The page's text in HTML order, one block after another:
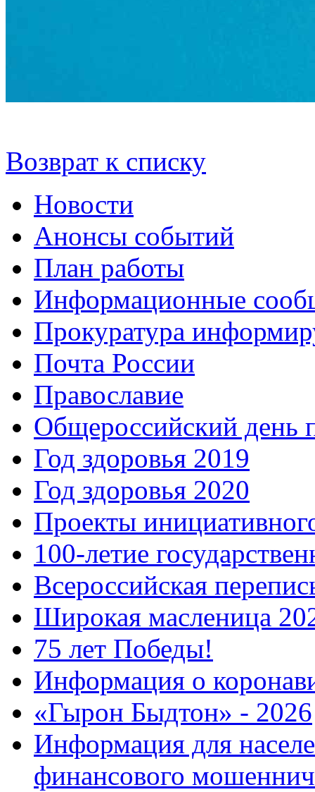
Возврат к списку
Новости
Анонсы событий
План работы
Информационные
Прокуратура
Почта России
Православие
Общероссийский день
Год здоровья 2019
Год здоровья 2020
Проекты
100-летие
Всероссийская
Широкая масленица
75 лет Победы!
Информация о
«Гырон Быдтон» - 2026
Информация для
финансового